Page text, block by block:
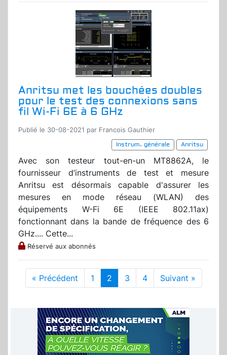
Anritsu met les bouchées doubles
pour le test des connexions sans
fil Wi-Fi 6E à 6 GHz
Publié le 30-08-2021 par Francois Gauthier
Instrum. générale
Anritsu
Avec son testeur tout-en-un MT8862A, le
fournisseur d’instruments de test et mesure
Anritsu est désormais capable d'assurer les
mesures en mode réseau (WLAN) des
équipements W-Fi 6E (IEEE 802.11ax)
fonctionnant dans la bande de fréquence des 6
GHz.... Cette...
Réservé aux abonnés
« Précédent 1 2 3 4 Suivant »